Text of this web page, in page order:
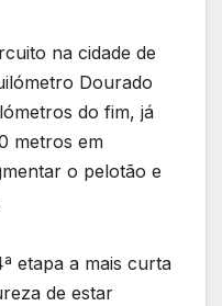
na cidade de
Dourado
do fim, já
metros em
o pelotão e
etapa a mais curta
de estar